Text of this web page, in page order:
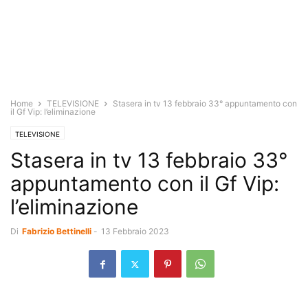
Home TELEVISIONE
Stasera in tv 13 febbraio 33° appuntamento con
il Gf Vip: l’eliminazione
TELEVISIONE
Stasera in tv 13 febbraio 33°
appuntamento con il Gf Vip:
l’eliminazione
Di Fabrizio Bettinelli - 13 Febbraio 2023